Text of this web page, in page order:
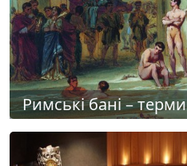
Римські бані – терми